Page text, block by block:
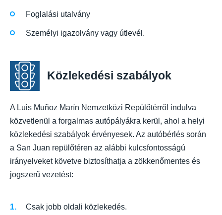
Foglalási utalvány
Személyi igazolvány vagy útlevél.
Közlekedési szabályok
A Luis Muñoz Marín Nemzetközi Repülőtérről indulva
közvetlenül a forgalmas autópályákra kerül, ahol a helyi
közlekedési szabályok érvényesek. Az autóbérlés során
a San Juan repülőtéren az alábbi kulcsfontosságú
irányelveket követve biztosíthatja a zökkenőmentes és
jogszerű vezetést:
Csak jobb oldali közlekedés.